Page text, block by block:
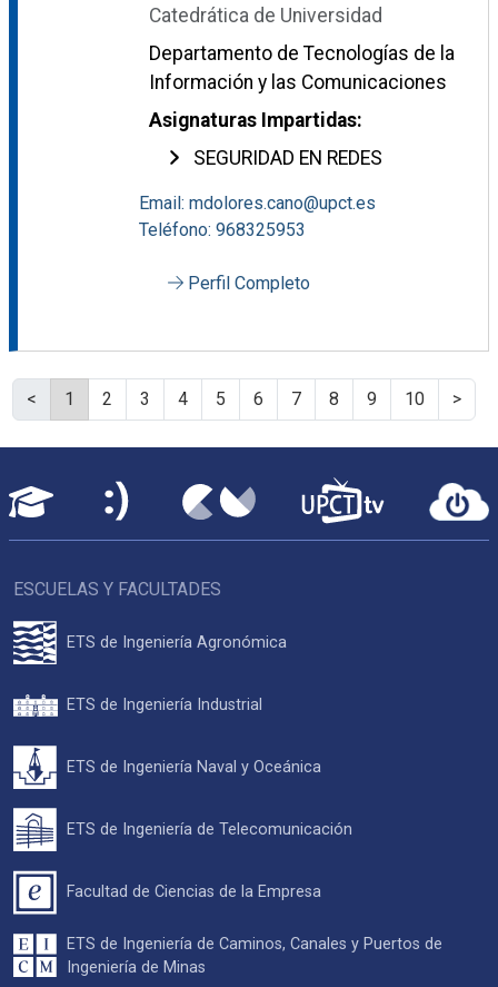
Catedrática de Universidad
Departamento de Tecnologías de la
Información y las Comunicaciones
Asignaturas Impartidas:
SEGURIDAD EN REDES
Email: mdolores.cano@upct.es
Teléfono: 968325953
Perfil Completo
< 1 2 3 4 5 6 7 8 9 10 >
ESCUELAS Y FACULTADES
ETS de Ingeniería Agronómica
ETS de Ingeniería Industrial
ETS de Ingeniería Naval y Oceánica
ETS de Ingeniería de Telecomunicación
Facultad de Ciencias de la Empresa
ETS de Ingeniería de Caminos, Canales y Puertos de
Ingeniería de Minas